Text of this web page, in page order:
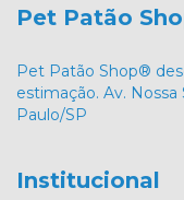
Pet Patão
Pet Patão Shop®
estimação. Av. Nossa
Paulo/SP
Institucional